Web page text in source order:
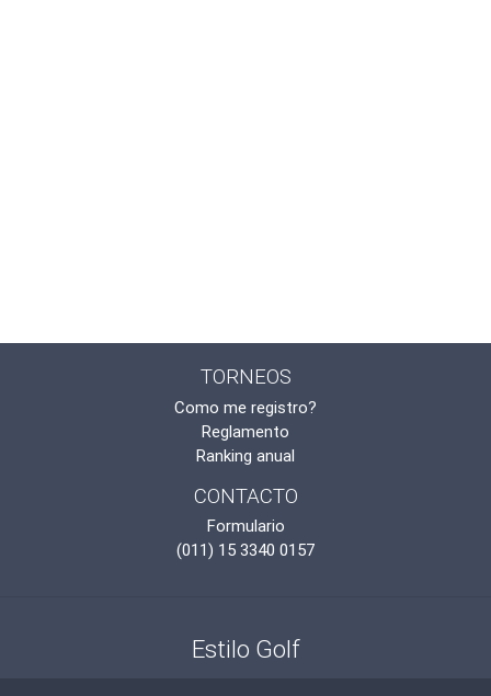
TORNEOS
Como me registro?
Reglamento
Ranking anual
CONTACTO
Formulario
(011) 15 3340 0157
Estilo Golf